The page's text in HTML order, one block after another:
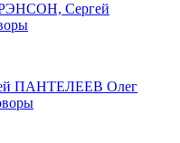
Сергей
ПАНТЕЛЕЕВ Олег